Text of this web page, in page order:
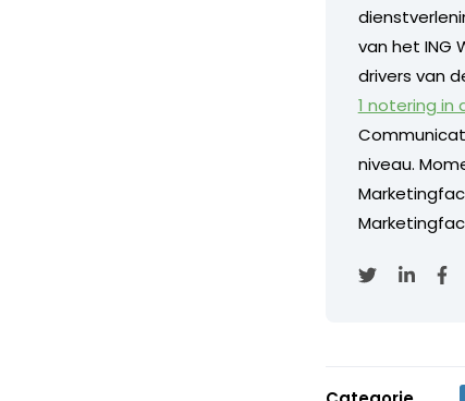
van het ING
drivers van
1 notering in
niveau.